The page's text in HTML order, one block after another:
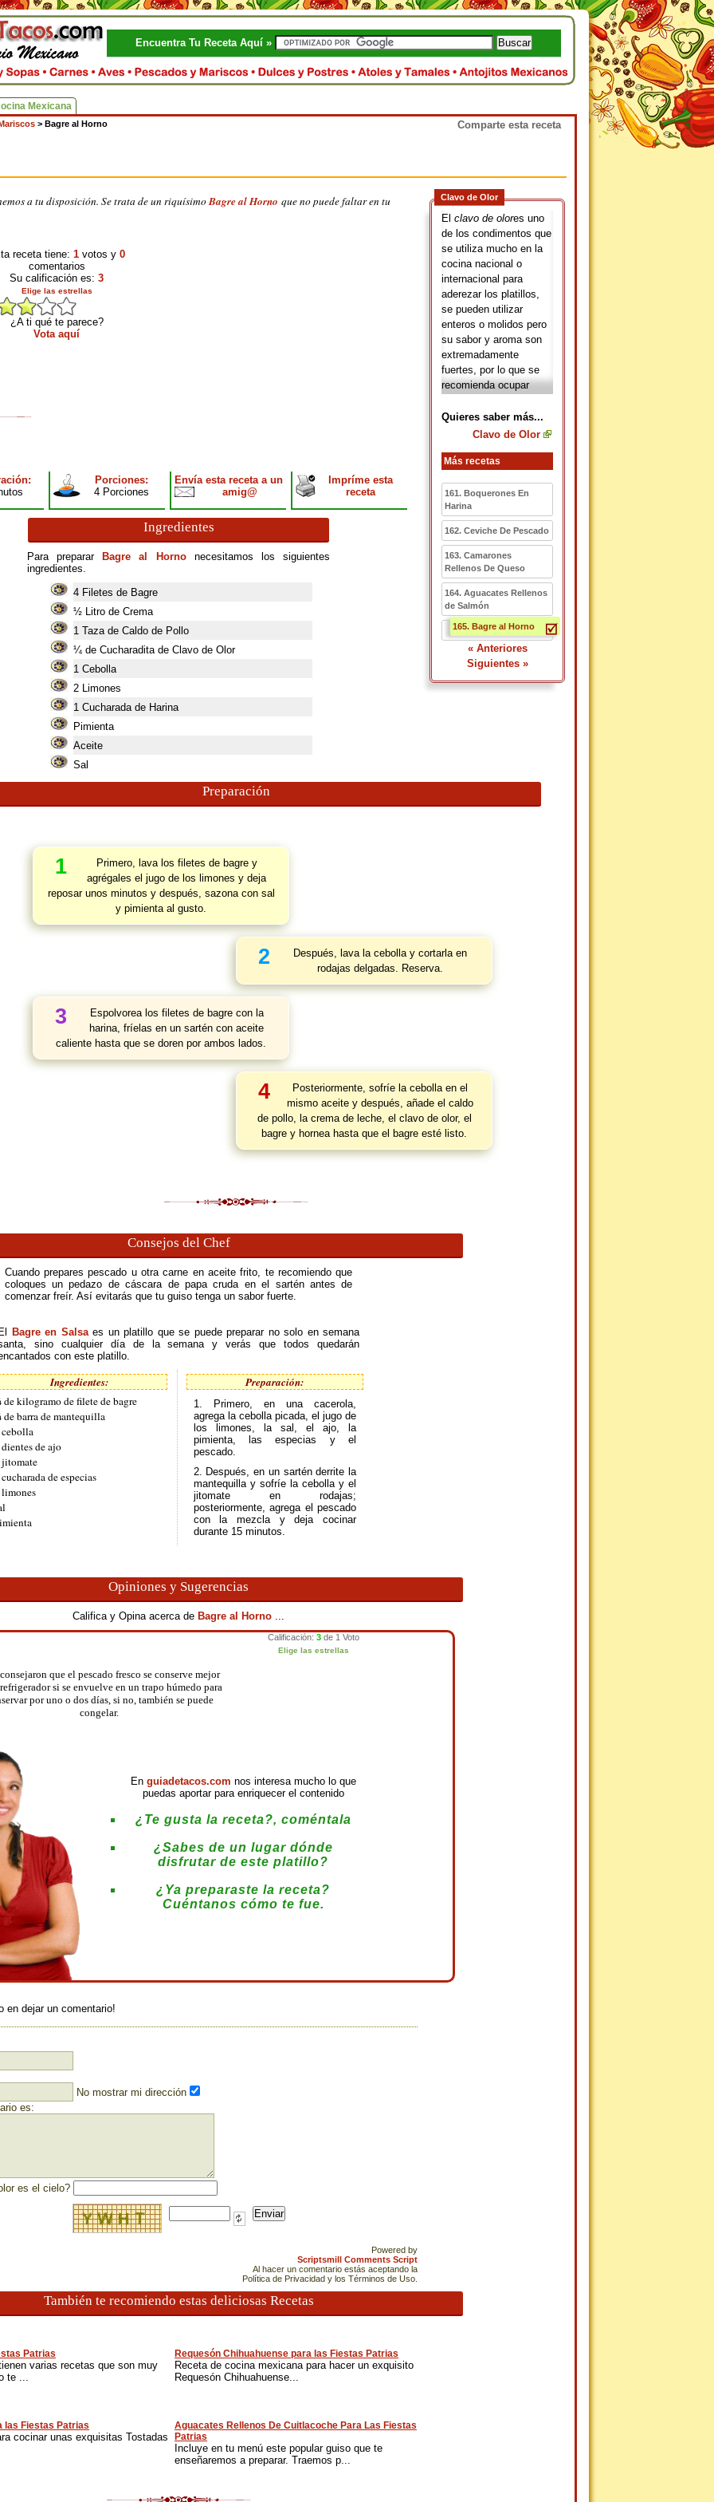
Encuentra Tu Receta Aquí »
Mexicana
> Bagre al Horno
a tu disposición. Se trata de un riquísimoBagre al Horno que no puede faltar en tu
receta tiene: 1 votos y 0
comentarios
Su calificación es: 3
Elige las estrellas
¿A ti qué te parece?
Vota aquí
Clavo de Olor
El clavo de olores uno
de los condimentos que
se utiliza mucho en la
cocina nacional o
internacional para
aderezar los platillos,
se pueden utilizar
enteros o molidos pero
su sabor y aroma son
extremadamente
fuertes, por lo que se
recomienda ocupar
receta más común en la
que se utiliza el clavo
de muelas, en donde es
junto al diente que
duele o se hace buches
de agua tibia que ha
sido previamente
hervida con el clavo.
Quieres saber más...
Clavo de Olor
Más recetas
161. Boquerones En
Harina
162. Ceviche De Pescado
163. Camarones
Rellenos De Queso
164. Aguacates Rellenos
de Salmón
165. Bagre al Horno
« Anteriores
Siguientes »
Porciones:
4 Porciones
Envía esta receta a un
amig@
Impríme esta
receta
Ingredientes
Para preparar Bagre al Horno necesitamos los siguientes
ingredientes.
4 Filetes de Bagre
½ Litro de Crema
1 Taza de Caldo de Pollo
¼ de Cucharadita de Clavo de Olor
1 Cebolla
2 Limones
1 Cucharada de Harina
Pimienta
Aceite
Sal
Preparación
1
Primero, lava los filetes de bagre y
agrégales el jugo de los limones y deja
reposar unos minutos y después, sazona con sal
y pimienta al gusto.
2
Después, lava la cebolla y cortarla en
rodajas delgadas. Reserva.
3
Espolvorea los filetes de bagre con la
harina, fríelas en un sartén con aceite
caliente hasta que se doren por ambos lados.
4
Posteriormente, sofríe la cebolla en el
mismo aceite y después, añade el caldo
de pollo, la crema de leche, el clavo de olor, el
bagre y hornea hasta que el bagre esté listo.
Consejos del Chef
Cuando prepares pescado u otra carne en aceite frito, te recomiendo que
coloques un pedazo de cáscara de papa cruda en el sartén antes de
comenzar freír. Así evitarás que tu guiso tenga un sabor fuerte.
Bagre en Salsaes un platillo que se puede preparar no solo en semana
sino cualquier día de la semana y verás que todos quedarán
con este platillo.
Ingredientes:
kilogramo de filete de bagre
barra de mantequilla
de ajo
de especias
Preparación:
1. Primero, en una cacerola,
agrega la cebolla picada, el jugo de
los limones, la sal, el ajo, la
pimienta, las especias y el
pescado.
2. Después, en un sartén derrite la
mantequilla y sofríe la cebolla y el
jitomate en rodajas;
posteriormente, agrega el pescado
con la mezcla y deja cocinar
durante 15 minutos.
Opiniones y Sugerencias
Califica y Opina acerca de Bagre al Horno ...
que el pescado fresco se conserve mejor
si se envuelve en un trapo húmedo para
por uno o dos días, si no, también se puede
congelar.
En guiadetacos.com nos interesa mucho lo que
puedas aportar para enriquecer el contenido
¿Te gusta la receta?, coméntala
¿Sabes de un lugar dónde
disfrutar de este platillo?
¿Ya preparaste la receta?
Cuéntanos cómo te fue.
en dejar un comentario!
No mostrar mi dirección
es:
es el cielo?
Powered by
Scriptsmill Comments Script
Al hacer un comentario estás aceptando la
Política de Privacidad y los Términos de Uso.
También te recomiendo estas deliciosas Recetas
Patrias
varias recetas que son muy
te ...
Requesón Chihuahuense para las Fiestas Patrias
Receta de cocina mexicana para hacer un exquisito
Requesón Chihuahuense...
las Fiestas Patrias
cocinar unas exquisitas Tostadas
Aguacates Rellenos De Cuitlacoche Para Las Fiestas
Patrias
Incluye en tu menú este popular guiso que te
enseñaremos a preparar. Traemos p...
Comparte esta receta